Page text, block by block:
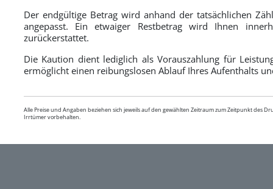
Der endgültige Betrag wird anhand der tatsächlichen
angepasst. Ein etwaiger Restbetrag wird Ihnen
zurückerstattet.
Die Kaution dient lediglich als Vorauszahlung für
ermöglicht einen reibungslosen Ablauf Ihres Aufenthalts
Alle Preise und Angaben beziehen sich jeweils auf den gewählten Zeitraum zum Zeitpunkt des
Irrtümer vorbehalten.